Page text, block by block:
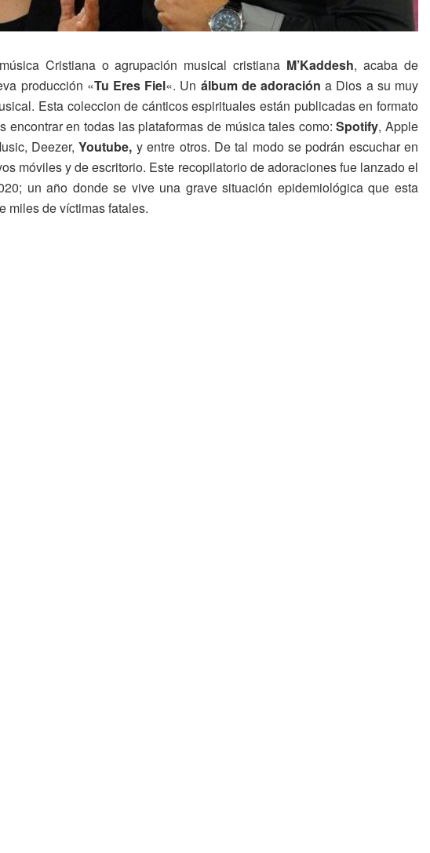
Cristiana o agrupación musical cristiana M’Kaddesh, acaba de
producción «Tu Eres Fiel«. Un álbum de adoración a Dios a su muy
Esta coleccion de cánticos espirituales están publicadas en formato
encontrar en todas las plataformas de música tales como:Spotify, Apple
Deezer,Youtube, y entre otros. De tal modo se podrán escuchar en
móviles y de escritorio. Este recopilatorio de adoraciones fue lanzado el
un año donde se vive una grave situación epidemiológica que esta
miles de víctimas fatales.